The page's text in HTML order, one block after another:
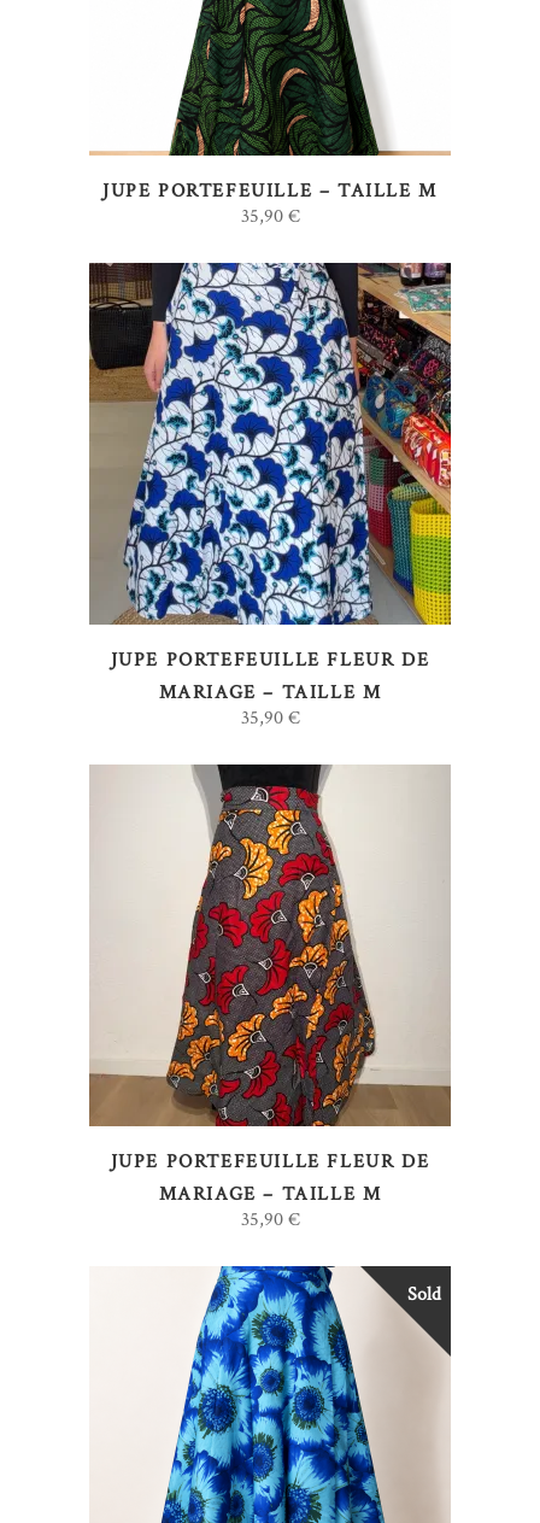
JUPE PORTEFEUILLE – TAILLE M
35,90€
AJOUTER AU PANIER
JUPE PORTEFEUILLE FLEUR DE
MARIAGE – TAILLE M
35,90€
AJOUTER AU PANIER
JUPE PORTEFEUILLE FLEUR DE
MARIAGE – TAILLE M
35,90€
Sold
LIRE LA SUITE